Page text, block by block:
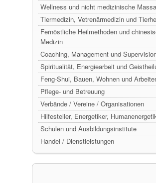
Wellness und nicht medizinische
Tiermedizin, Vetrenärmedizin und
Fernöstliche Heilmethoden und
Medizin
Coaching, Management und
Spiritualität, Energiearbeit und
Feng-Shui, Bauen, Wohnen und
Pflege- und Betreuung
Verbände / Vereine / Organisationen
Hilfesteller, Energetiker,
Schulen und Ausbildungsinstitute
Handel / Dienstleistungen